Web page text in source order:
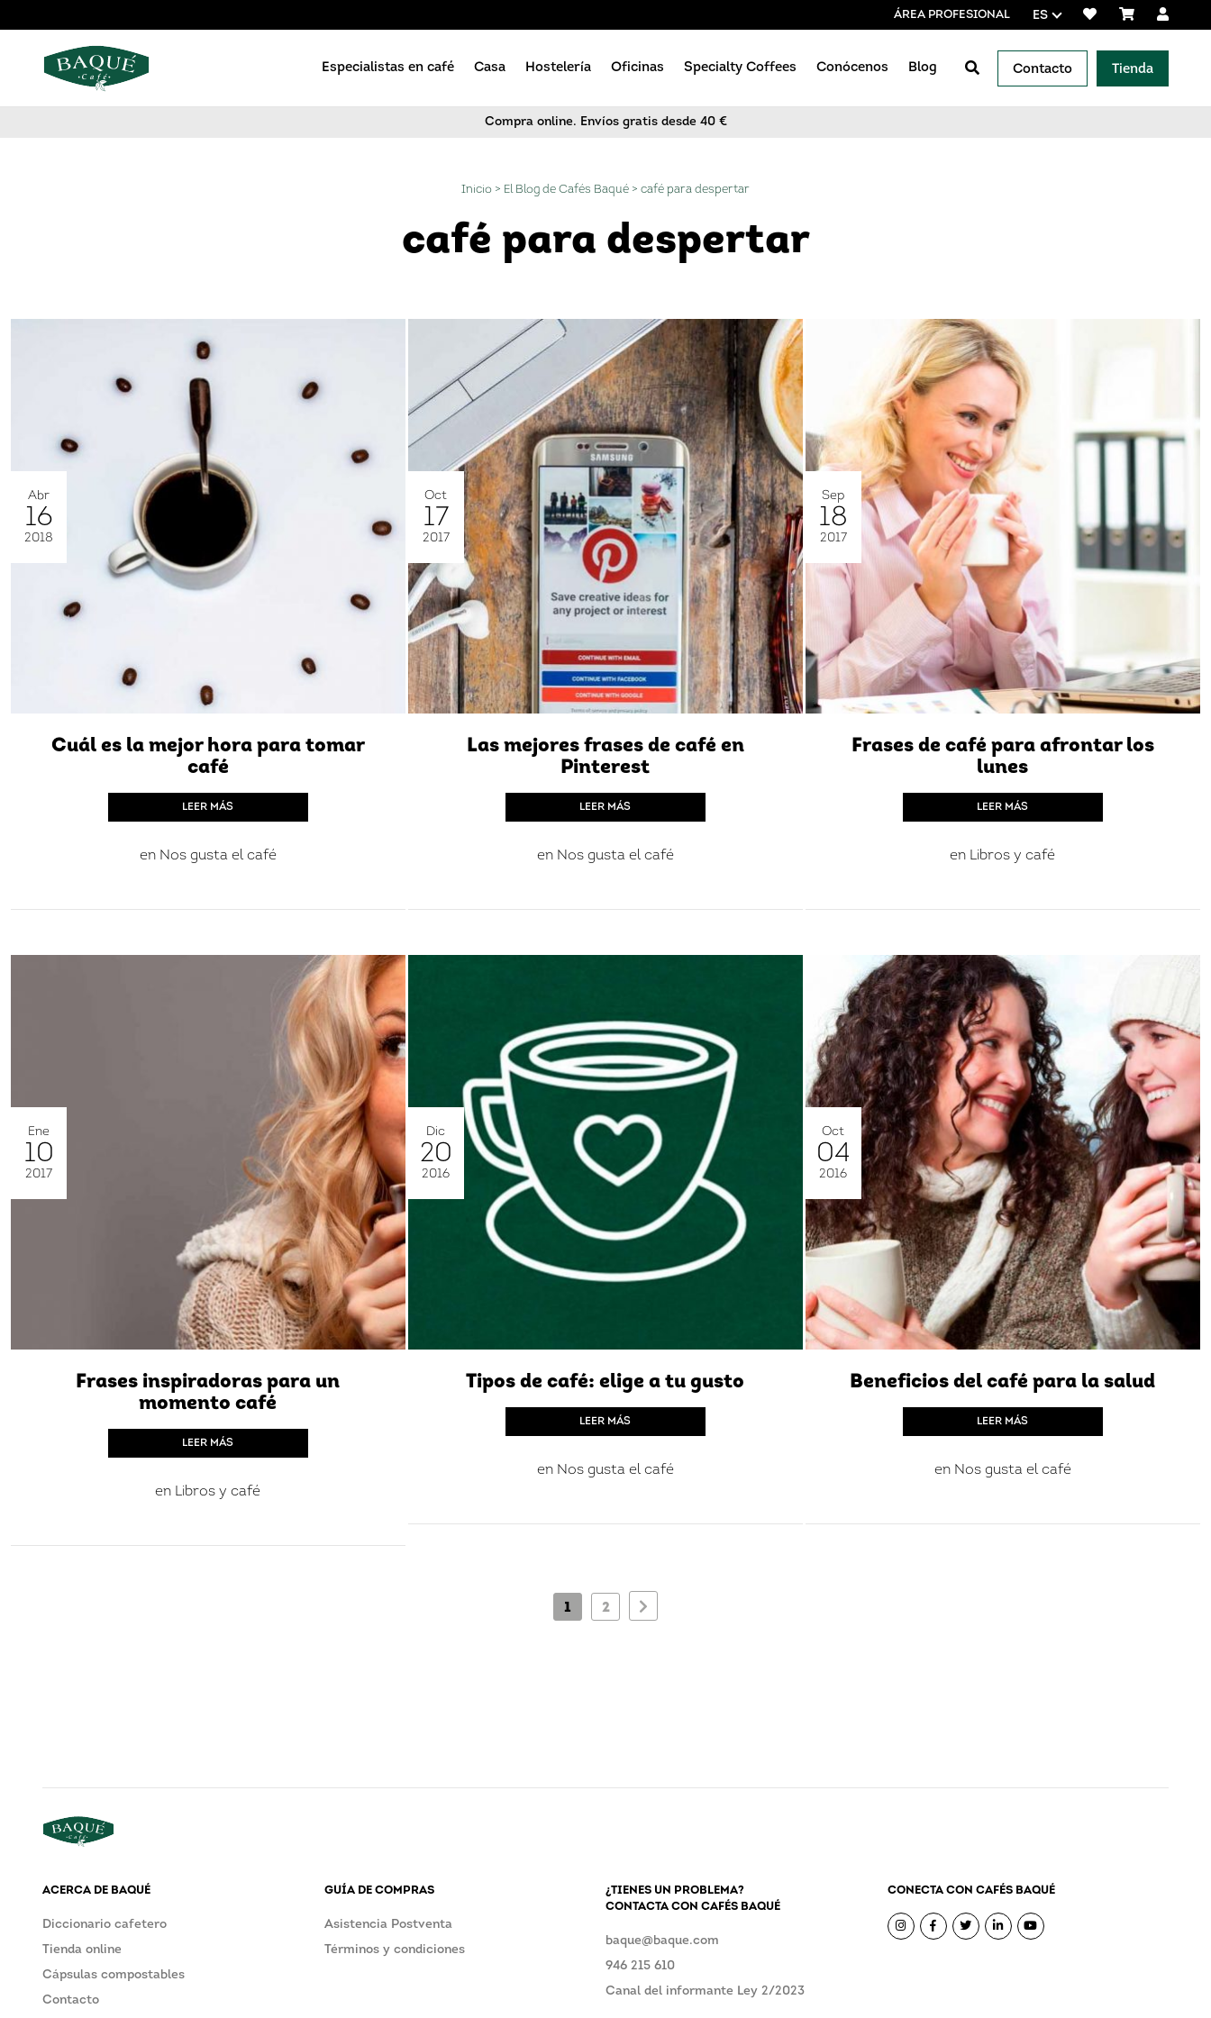
ÁREA PROFESIONAL ES
Especialistas en café Casa
Cápsulas Compostables
Café Molido y en Grano
Orgánicas
Básicas
Amenities
Hostelería
Orgánicas
Básicas
Endulzantes
Accesorios
Oficinas Specialty Coffees Conócenos Blog Contacto Tienda
Compra online. Envíos gratis desde 40 €
Inicio > El Blog de Cafés Baqué > café para despertar
café para despertar
Abr
16
2018
Cuál es la mejor hora para tomar
café
LEER MÁS
en Nos gusta el café
Oct
17
2017
Las mejores frases de café en
Pinterest
LEER MÁS
en Nos gusta el café
Sep
18
2017
Frases de café para afrontar los
lunes
LEER MÁS
en Libros y café
Ene
10
2017
Frases inspiradoras para un
momento café
LEER MÁS
en Libros y café
Dic
20
2016
Tipos de café: elige a tu gusto
LEER MÁS
en Nos gusta el café
Oct
04
2016
Beneficios del café para la salud
LEER MÁS
en Nos gusta el café
1 2
ACERCA DE BAQUÉ
Diccionario cafetero
Tienda online
Cápsulas compostables
Contacto
GUÍA DE COMPRAS
Asistencia Postventa
Términos y condiciones
¿TIENES UN PROBLEMA?
CONTACTA CON CAFÉS BAQUÉ
baque@baque.com
946 215 610
Canal del informante Ley 2/2023
CONECTA CON CAFÉS BAQUÉ
Iniciar sesión
Recordar contraseña
¿No eres miembro?
Crear una cuenta